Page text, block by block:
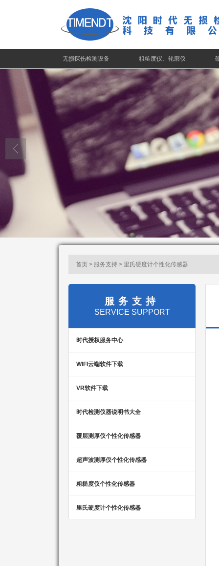
无损探伤检测设备 粗糙度仪、轮廓仪
首页 > 服务支持 > 里氏硬度计个性化传感器
服务支持
SERVICE SUPPORT
时代授权服务中心
WIFI云端软件下载
VR软件下载
时代检测仪器说明书大全
覆层测厚仪个性化传感器
超声波测厚仪个性化传感器
粗糙度仪个性化传感器
里氏硬度计个性化传感器